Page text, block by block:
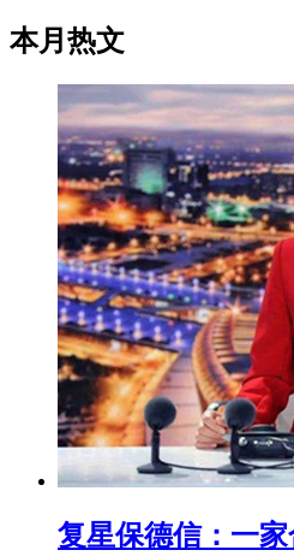
本月热文
复星保德信：一